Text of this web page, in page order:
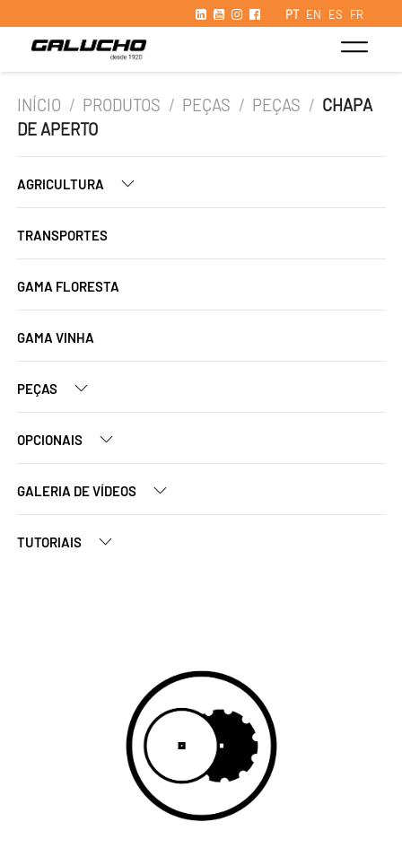
PT EN ES FR
INÍCIO / PRODUTOS / PEÇAS / PEÇAS / CHAPA
DE APERTO
AGRICULTURA
TRANSPORTES
GAMA FLORESTA
GAMA VINHA
PEÇAS
OPCIONAIS
GALERIA DE VÍDEOS
TUTORIAIS